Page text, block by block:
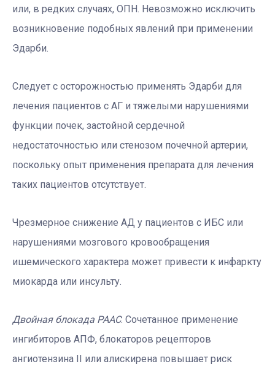
или, в редких случаях, ОПН. Невозможно исключить
возникновение подобных явлений при применении
Эдарби.
Следует с осторожностью применять Эдарби для
лечения пациентов с АГ и тяжелыми нарушениями
функции почек, застойной сердечной
недостаточностью или стенозом почечной артерии,
поскольку опыт применения препарата для лечения
таких пациентов отсутствует.
Чрезмерное снижение АД у пациентов с ИБС или
нарушениями мозгового кровообращения
ишемического характера может привести к инфаркту
миокарда или инсульту.
Двойная блокада РААС. Сочетанное применение
ингибиторов АПФ, блокаторов рецепторов
ангиотензина II или алискирена повышает риск